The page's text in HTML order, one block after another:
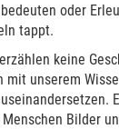
oder
tappt.
keine
mit unserem
Bilder